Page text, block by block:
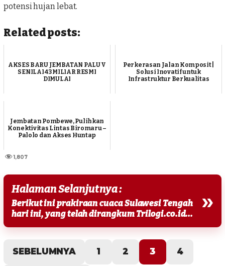
potensi hujan lebat.
Related posts:
AKSES BARU JEMBATAN PALU V
SENILAI 43 MILIAR RESMI
DIMULAI
Perkerasan Jalan Komposit |
Solusi Inovatif untuk
Infrastruktur Berkualitas
Jembatan Pombewe, Pulihkan
Konektivitas Lintas Biromaru –
Palolo dan Akses Huntap
1,807
Halaman Selanjutnya :
Berikut ini prakiraan cuaca Sulawesi Tengah
hari ini, yang telah dirangkum Trilogi.co.id...
»
SEBELUMNYA 1 2 3 4